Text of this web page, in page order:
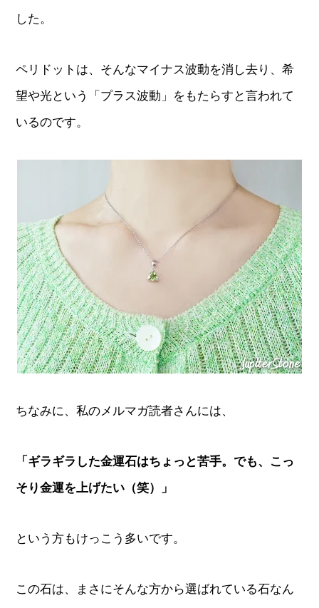
した。
ペリドットは、そんなマイナス波動を消し去り、希
望や光という「プラス波動」をもたらすと言われて
いるのです。
ちなみに、私のメルマガ読者さんには、
「ギラギラした金運石はちょっと苦手。でも、こっ
そり金運を上げたい（笑）」
という方もけっこう多いです。
この石は、まさにそんな方から選ばれている石なん